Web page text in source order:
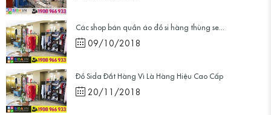
Các shop bán quần áo đồ si hàng thùng se...
09/10/2018
Đồ Sida Đắt Hàng Vì Là Hàng Hiệu Cao Cấp
20/11/2018